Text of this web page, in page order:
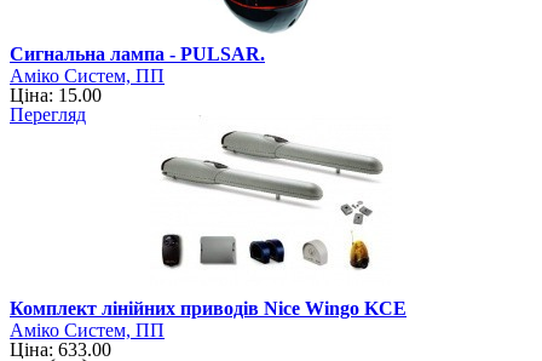
Сигнальна лампа - PULSAR.
Аміко Систем, ПП
Ціна: 15.00
Перегляд
Комплект лінійних приводів Nice Wingo KCE
Аміко Систем, ПП
Ціна: 633.00